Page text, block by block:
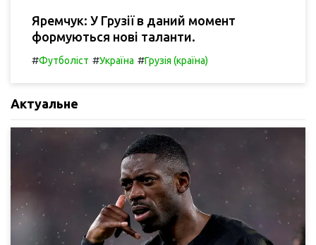
Яремчук: У Грузії в даний момент
формуються нові таланти.
#Футболіст #Україна #Грузія (країна)
Актуальне